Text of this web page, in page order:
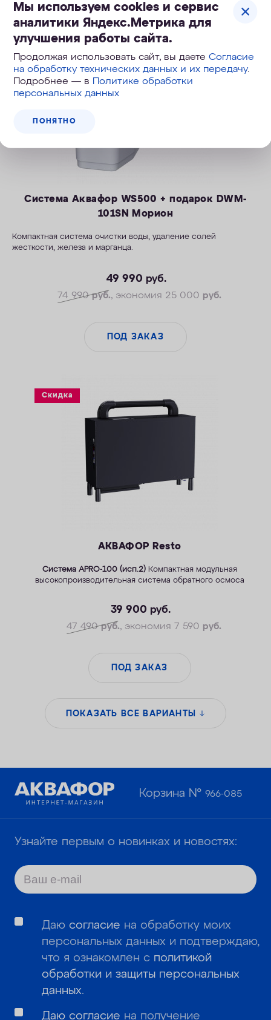
Система Аквафор WS500 + подарок DWM-
101SN Морион
Компактная система очистки воды, удаление солей
жесткости, железа и марганца.
— Максимальная удаляемая жесткость — 24 мг-экв/л
— Максимальная удаляемая концентрация железа — 10 мг/л
— Максимальная удаляемая концентрация растворенного
— Объем воды/соли на регенерацию от 43 литров / 0,8 кг
— Размеры 322 х 432 х 554 мм
49 990 руб.
74 990руб., экономия 25 000 руб.
ПОД ЗАКАЗ
Скидка
АКВАФОР Resto
Система APRO-100 (исп.2) Компактная модульная
высокопроизводительная система обратного осмоса
39 900 руб.
47 490руб., экономия 7 590 руб.
ПОД ЗАКАЗ
ПОКАЗАТЬ ВСЕ ВАРИАНТЫ
Мы используем cookies и сервис
аналитики Яндекс.Метрика для
улучшения работы сайта.
Продолжая использовать сайт, вы даетеСогласие
на обработку технических данных и их передачу.
Подробнее — в
Политике обработки
персональных данных
ПОНЯТНО
Корзина №966-085
Узнайте первым о новинках и новостях:
Даю согласие на обработку моих
персональных данных и подтверждаю,
что я ознакомлен с политикой
обработки и защиты персональных
данных.
Даю согласие на получение